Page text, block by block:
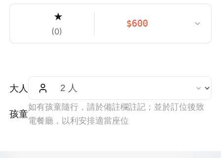
★
(0)
$600
大人
孩童
如有孩童隨行，請於備註欄註記；並於訂位後致
電餐廳，以利安排適當座位